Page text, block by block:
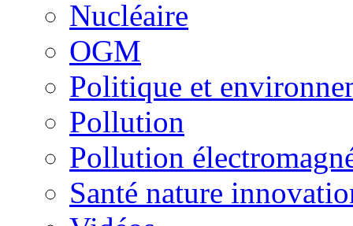
Nucléaire
OGM
Politique et
Pollution
Pollution
Santé nature